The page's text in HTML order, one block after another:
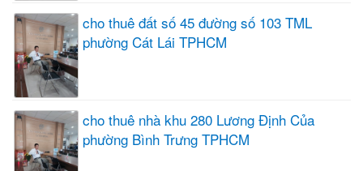
cho thuê đất số 45 đường số 103 TML
phường Cát Lái TPHCM
cho thuê nhà khu 280 Lương Định Của
phường Bình Trưng TPHCM